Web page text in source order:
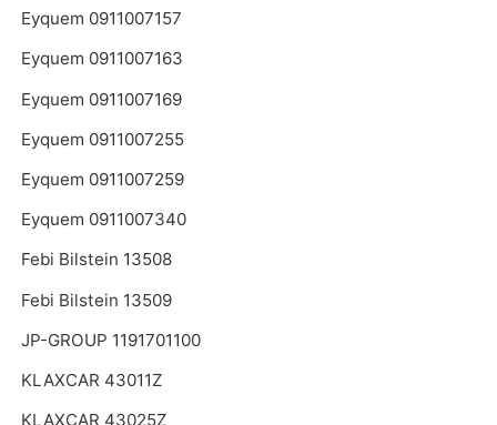
Eyquem 0911007157
Eyquem 0911007163
Eyquem 0911007169
Eyquem 0911007255
Eyquem 0911007259
Eyquem 0911007340
Febi Bilstein 13508
Febi Bilstein 13509
JP-GROUP 1191701100
KLAXCAR 43011Z
KLAXCAR 43025Z